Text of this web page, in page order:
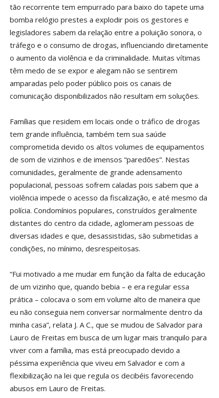
tão recorrente tem empurrado para baixo do tapete uma
bomba relógio prestes a explodir pois os gestores e
legisladores sabem da relação entre a poluição sonora, o
tráfego e o consumo de drogas, influenciando diretamente
o aumento da violência e da criminalidade. Muitas vítimas
têm medo de se expor e alegam não se sentirem
amparadas pelo poder público pois os canais de
comunicação disponibilizados não resultam em soluções.
Famílias que residem em locais onde o tráfico de drogas
tem grande influência, também tem sua saúde
comprometida devido os altos volumes de equipamentos
de som de vizinhos e de imensos “paredões”. Nestas
comunidades, geralmente de grande adensamento
populacional, pessoas sofrem caladas pois sabem que a
violência impede o acesso da fiscalização, e até mesmo da
polícia. Condomínios populares, construídos geralmente
distantes do centro da cidade, aglomeram pessoas de
diversas idades e que, desassistidas, são submetidas a
condições, no mínimo, desrespeitosas.
“Fui motivado a me mudar em função da falta de educação
de um vizinho que, quando bebia – e era regular essa
prática – colocava o som em volume alto de maneira que
eu não conseguia nem conversar normalmente dentro da
minha casa”, relata J. A C., que se mudou de Salvador para
Lauro de Freitas em busca de um lugar mais tranquilo para
viver com a família, mas está preocupado devido a
péssima experiência que viveu em Salvador e com a
flexibilização na lei que regula os decibéis favorecendo
abusos em Lauro de Freitas.